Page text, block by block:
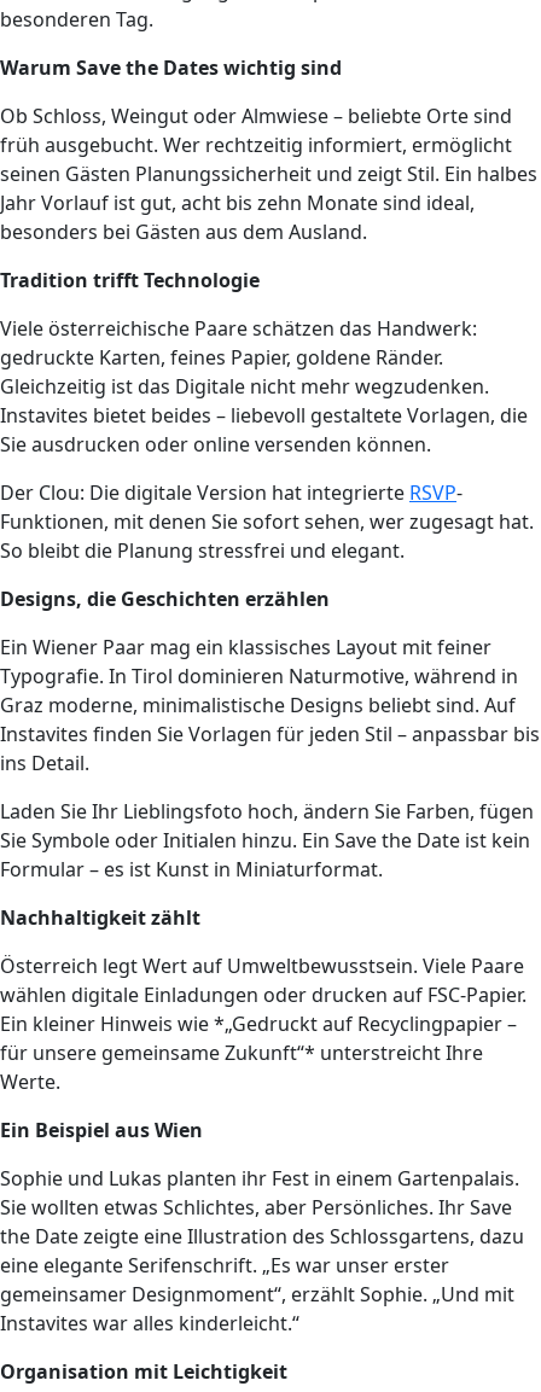
besonderen Tag.
Warum Save the Dates wichtig sind
Ob Schloss, Weingut oder Almwiese – beliebte Orte sind
früh ausgebucht. Wer rechtzeitig informiert, ermöglicht
seinen Gästen Planungssicherheit und zeigt Stil. Ein halbes
Jahr Vorlauf ist gut, acht bis zehn Monate sind ideal,
besonders bei Gästen aus dem Ausland.
Tradition trifft Technologie
Viele österreichische Paare schätzen das Handwerk:
gedruckte Karten, feines Papier, goldene Ränder.
Gleichzeitig ist das Digitale nicht mehr wegzudenken.
Instavites bietet beides – liebevoll gestaltete Vorlagen, die
Sie ausdrucken oder online versenden können.
Der Clou: Die digitale Version hat integrierte RSVP-
Funktionen, mit denen Sie sofort sehen, wer zugesagt hat.
So bleibt die Planung stressfrei und elegant.
Designs, die Geschichten erzählen
Ein Wiener Paar mag ein klassisches Layout mit feiner
Typografie. In Tirol dominieren Naturmotive, während in
Graz moderne, minimalistische Designs beliebt sind. Auf
Instavites finden Sie Vorlagen für jeden Stil – anpassbar bis
ins Detail.
Laden Sie Ihr Lieblingsfoto hoch, ändern Sie Farben, fügen
Sie Symbole oder Initialen hinzu. Ein Save the Date ist kein
Formular – es ist Kunst in Miniaturformat.
Nachhaltigkeit zählt
Österreich legt Wert auf Umweltbewusstsein. Viele Paare
wählen digitale Einladungen oder drucken auf FSC-Papier.
Ein kleiner Hinweis wie *„Gedruckt auf Recyclingpapier –
für unsere gemeinsame Zukunft“* unterstreicht Ihre
Werte.
Ein Beispiel aus Wien
Sophie und Lukas planten ihr Fest in einem Gartenpalais.
Sie wollten etwas Schlichtes, aber Persönliches. Ihr Save
the Date zeigte eine Illustration des Schlossgartens, dazu
eine elegante Serifenschrift. „Es war unser erster
gemeinsamer Designmoment“, erzählt Sophie. „Und mit
Instavites war alles kinderleicht.“
Organisation mit Leichtigkeit